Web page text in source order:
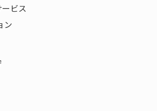
ビス
ン
ービス：卓越した顧客体験とデライ
のCX委員会による分析、創造、感謝す
た。